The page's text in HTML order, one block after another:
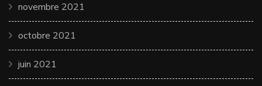
novembre 2021
octobre 2021
juin 2021